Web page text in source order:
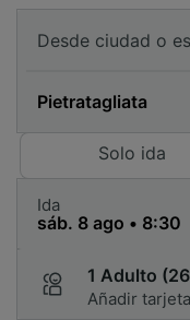
Solo ida
Ida
1 Adulto
Añadir